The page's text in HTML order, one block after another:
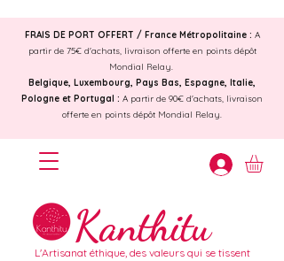
Kanthitu
L'Artisanat éthique, des valeurs qui se tissent
FRAIS DE PORT OFFERT / France Métropolitaine : A
partir de 75€ d'achats, livraison offerte en points dépôt
Mondial Relay.
Belgique, Luxembourg, Pays Bas, Espagne, Italie,
Pologne et Portugal : A partir de 90€ d'achats, livraison
offerte en points dépôt Mondial Relay.